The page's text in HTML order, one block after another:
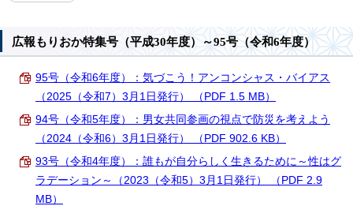
広報もりおか特集号（平成30年度）～95号（令和6年度）
95号（令和6年度）：気づこう！アンコンシャス・バイアス
（2025（令和7）3月1日発行） （PDF 1.5 MB）
94号（令和5年度）：男女共同参画の視点で防災を考えよう
（2024（令和6）3月1日発行） （PDF 902.6 KB）
93号（令和4年度）：誰もが自分らしく生きるために～性はグ
ラデーション～（2023（令和5）3月1日発行） （PDF 2.9
MB）